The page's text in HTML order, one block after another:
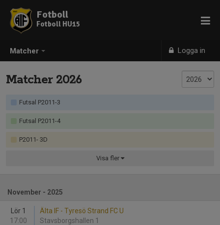
Matcher Logga in
Fotboll
Fotboll HU15
Matcher 2026
Futsal P2011-3
Futsal P2011-4
P2011- 3D
Visa fler
November - 2025
Lör 1
17:00
Älta IF - Tyresö Strand FC U
Stavsborgshallen 1